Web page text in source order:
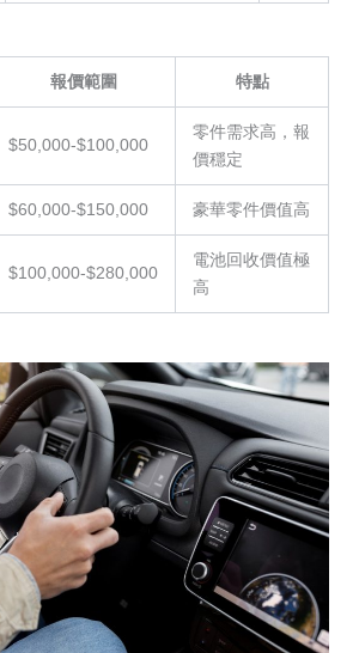
報價範圍 特點
$50,000-$100,000
零件需求高，報
價穩定
$60,000-$150,000 豪華零件價值高
$100,000-$280,000
電池回收價值極
高